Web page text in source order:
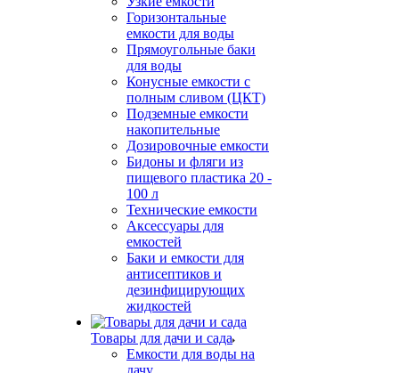
Горизонтальные
емкости для воды
Прямоугольные баки
для воды
Конусные емкости с
полным сливом (ЦКТ)
Подземные емкости
накопительные
Дозировочные емкости
Бидоны и фляги из
пищевого пластика 20 -
100 л
Технические емкости
Аксессуары для
емкостей
Баки и емкости для
антисептиков и
дезинфицирующих
жидкостей
Товары для дачи и сада
Емкости для воды на
дачу